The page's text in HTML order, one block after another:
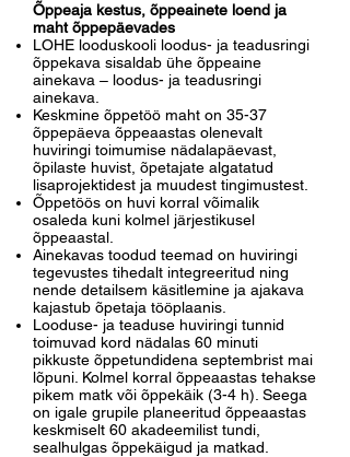
Õppeaja kestus, õppeainete loend ja
maht õppepäevades
LOHE looduskooli loodus- ja teadusringi
õppekava sisaldab ühe õppeaine
ainekava – loodus- ja teadusringi
ainekava.
Keskmine õppetöö maht on 35-37
õppepäeva õppeaastas olenevalt
huviringi toimumise nädalapäevast,
õpilaste huvist, õpetajate algatatud
lisaprojektidest ja muudest tingimustest.
Õppetöös on huvi korral võimalik
osaleda kuni kolmel järjestikusel
õppeaastal.
Ainekavas toodud teemad on huviringi
tegevustes tihedalt integreeritud ning
nende detailsem käsitlemine ja ajakava
kajastub õpetaja tööplaanis.
Looduse- ja teaduse huviringi tunnid
toimuvad kord nädalas 60 minuti
pikkuste õppetundidena septembrist mai
lõpuni. Kolmel korral õppeaastas tehakse
pikem matk või õppekäik (3-4 h). Seega
on igale grupile planeeritud õppeaastas
keskmiselt 60 akadeemilist tundi,
sealhulgas õppekäigud ja matkad.